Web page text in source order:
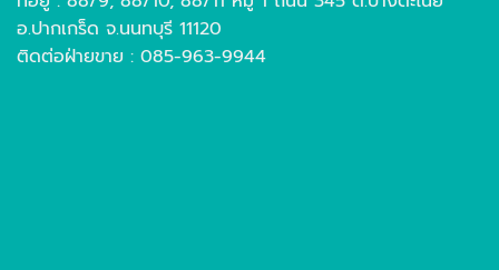
อ.ปากเกร็ด จ.นนทบุรี 11120
ติดต่อฝ่ายขาย : 085-963-9944